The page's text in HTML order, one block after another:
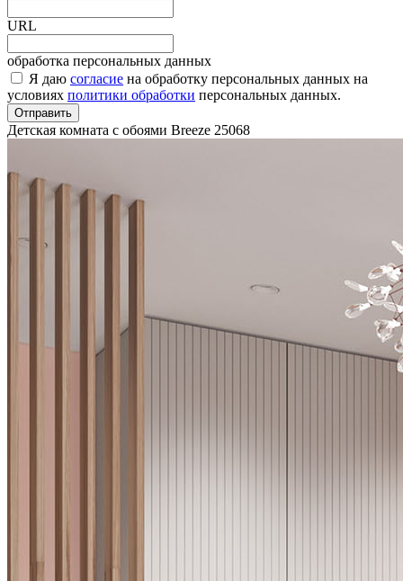
URL
обработка персональных данных
Я даю согласие на обработку персональных данных на
условиях политики обработки персональных данных.
Отправить
Детская комната с обоями Breeze 25068